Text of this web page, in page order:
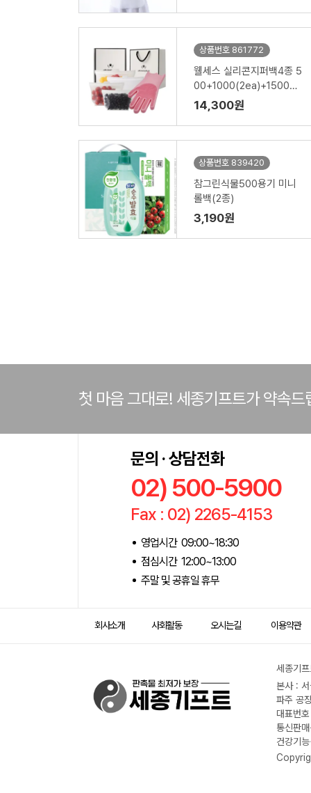
상품번호 861772
웰세스 실리콘지퍼백4종 5
00+1000(2ea)+1500ml
+실리콘 브러시 설거지 수
세미 일체형 고무장갑 1P
세트
14,300원
상품번호 839420
참그린식물500용기 미니
롤백(2종)
3,190원
첫 마음 그대로! 세종기프트가 약속드
문의 · 상담전화
02) 500-5900
Fax : 02) 2265-4153
영업시간 09:00~18:30
점심시간 12:00~13:00
주말 및 공휴일 휴무
회사소개 사회활동 오시는길 이용약관
세종기
본사 :
파주 공
대표번
통신판
건강기